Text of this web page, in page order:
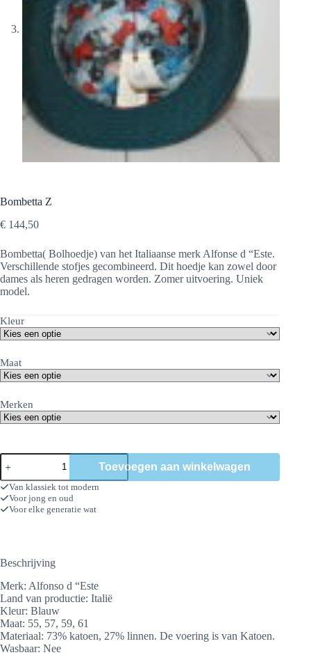
Bombetta Z
€ 144,50
Bombetta( Bolhoedje) van het Italiaanse merk Alfonse d “Este.
Verschillende stofjes gecombineerd. Dit hoedje kan zowel door
dames als heren gedragen worden. Zomer uitvoering. Uniek
model.
Kleur
Maat
Merken
Bombetta
aantal
Toevoegen aan winkelwagen
Van klassiek tot modern
Voor jong en oud
Voor elke generatie wat
Beschrijving
Merk: Alfonso d “Este
Land van productie: Italië
Kleur: Blauw
Maat: 55, 57, 59, 61
Materiaal: 73% katoen, 27% linnen. De voering is van Katoen.
Wasbaar: Nee